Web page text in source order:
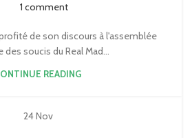
1 comment
de son discours à l'assemblée
des soucis du Real Mad...
READING
24Nov